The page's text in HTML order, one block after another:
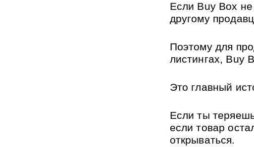
Если Buy Box
другому
Поэтому для
листингах, Buy
Это главный
Если ты
если товар
открываться.